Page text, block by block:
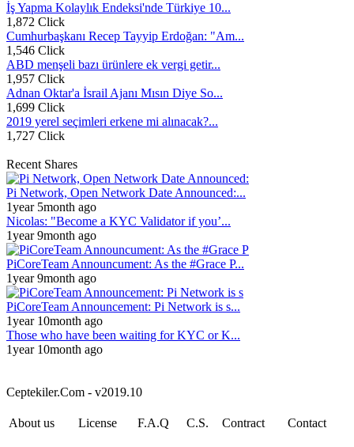
İş Yapma Kolaylık Endeksi'nde Türkiye 10...
1,872 Click
Cumhurbaşkanı Recep Tayyip Erdoğan: "Am...
1,546 Click
ABD menşeli bazı ürünlere ek vergi getir...
1,957 Click
Adnan Oktar'a İsrail Ajanı Mısın Diye So...
1,699 Click
2019 yerel seçimleri erkene mi alınacak?...
1,727 Click
Recent Shares
Pi Network, Open Network Date Announced:...
1year 5month ago
Nicolas: "Become a KYC Validator if you’...
1year 9month ago
PiCoreTeam Announcument: As the #Grace P...
1year 9month ago
PiCoreTeam Announcement: Pi Network is s...
1year 10month ago
Those who have been waiting for KYC or K...
1year 10month ago
Ceptekiler.Com - v2019.10
About us License F.A.Q C.S. Contract Contact